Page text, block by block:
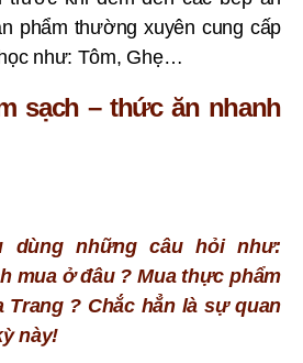
phẩm thường xuyên cung cấp
như: Tôm, Ghẹ…
sạch – thức ăn nhanh
dùng những câu hỏi như:
mua ở đâu ? Mua thực phẩm
Trang ? Chắc hẳn là sự quan
này!